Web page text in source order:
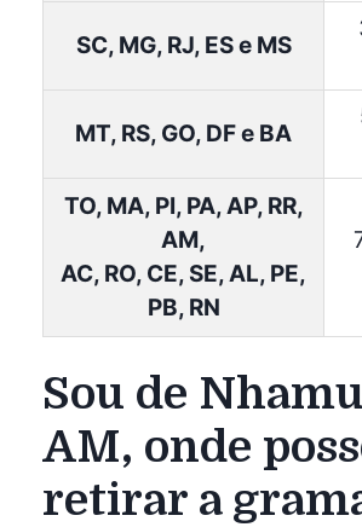
SC, MG, RJ, ES e MS
MT, RS, GO, DF e BA
TO, MA, PI, PA, AP, RR,
AM,
AC, RO, CE, SE, AL, PE,
PB, RN
Sou de
AM, onde
retirar a